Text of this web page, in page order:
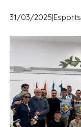
31/03/2025|Esports